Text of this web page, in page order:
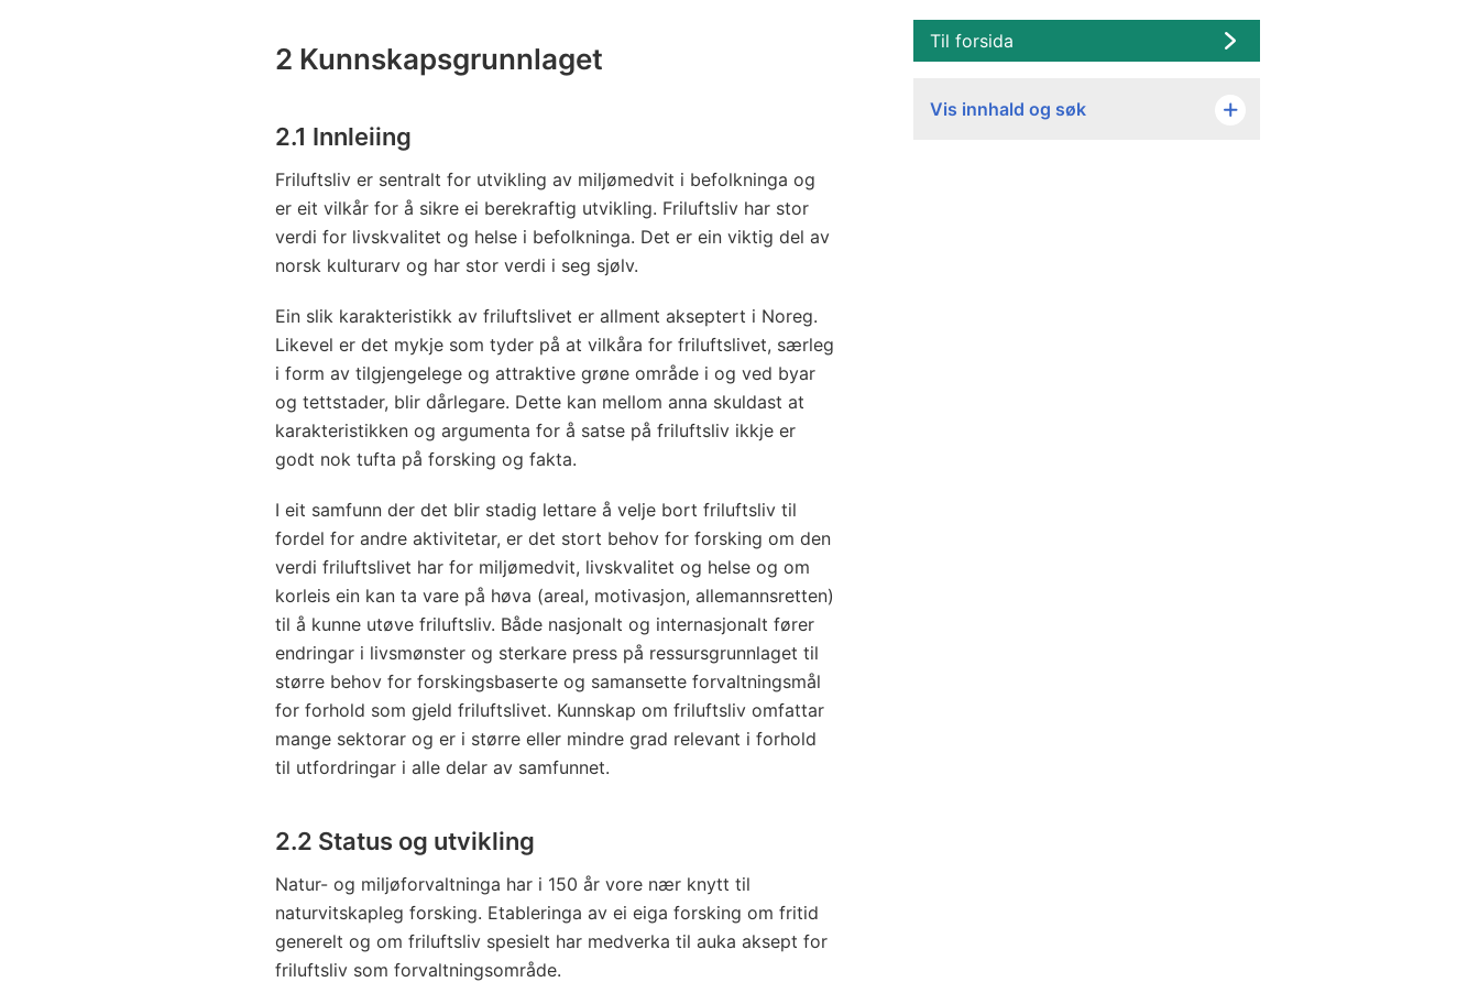
2 Kunnskapsgrunnlaget
2.1 Innleiing
Friluftsliv er sentralt for utvikling av miljømedvit i befolkninga og
er eit vilkår for å sikre ei berekraftig utvikling. Friluftsliv har stor
verdi for livskvalitet og helse i befolkninga. Det er ein viktig del av
norsk kulturarv og har stor verdi i seg sjølv.
Ein slik karakteristikk av friluftslivet er allment akseptert i Noreg.
Likevel er det mykje som tyder på at vilkåra for friluftslivet, særleg
i form av tilgjengelege og attraktive grøne område i og ved byar
og tettstader, blir dårlegare. Dette kan mellom anna skuldast at
karakteristikken og argumenta for å satse på friluftsliv ikkje er
godt nok tufta på forsking og fakta.
I eit samfunn der det blir stadig lettare å velje bort friluftsliv til
fordel for andre aktivitetar, er det stort behov for forsking om den
verdi friluftslivet har for miljømedvit, livskvalitet og helse og om
korleis ein kan ta vare på høva (areal, motivasjon, allemannsretten)
til å kunne utøve friluftsliv. Både nasjonalt og internasjonalt fører
endringar i livsmønster og sterkare press på ressursgrunnlaget til
større behov for forskingsbaserte og samansette forvaltningsmål
for forhold som gjeld friluftslivet. Kunnskap om friluftsliv omfattar
mange sektorar og er i større eller mindre grad relevant i forhold
til utfordringar i alle delar av samfunnet.
2.2 Status og utvikling
Natur- og miljøforvaltninga har i 150 år vore nær knytt til
naturvitskapleg forsking. Etableringa av ei eiga forsking om fritid
generelt og om friluftsliv spesielt har medverka til auka aksept for
friluftsliv som forvaltningsområde.
Til forsida
Vis innhald og søk